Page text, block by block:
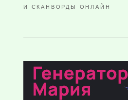
И СКАНВОРДЫ ОНЛАЙН